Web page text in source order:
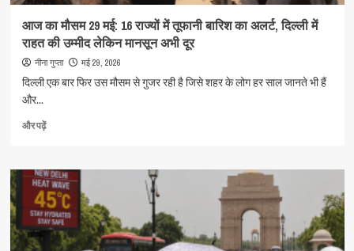
आज का मौसम 29 मई: 16 राज्यों में तूफानी बारिश का अलर्ट, दिल्ली में
राहत की उम्मीद लेकिन मानसून अभी दूर
नीना गुप्ता मई 29, 2026
दिल्ली एक बार फिर उस मौसम से गुजर रही है जिसे शहर के लोग हर साल जानते भी हैं
और...
और पढ़ेंआज
29
मई:
16
राज्यों
में
तूफानी